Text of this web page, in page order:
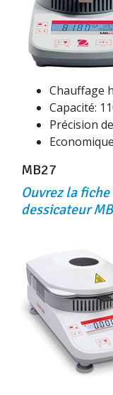
Chauffage
Capacité:
Précision
Economique
MB27
Ouvrez la
dessicateur